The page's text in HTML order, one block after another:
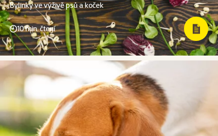
Bylinky ve výživě psů a koček
10 min. čtení